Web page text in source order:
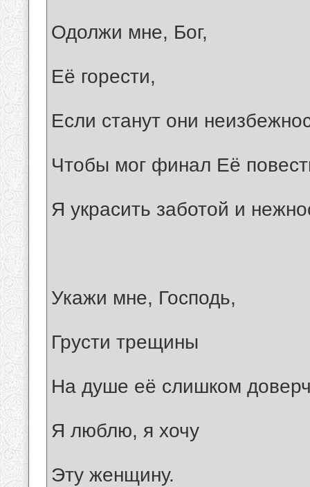
Одолжи мне, Бог,
Её горести,
Если станут они
Чтобы мог финал Её
Я украсить заботой и
Укажи мне, Господь,
Грусти трещины
На душе её слишком
Я люблю, я хочу
Эту женщину.